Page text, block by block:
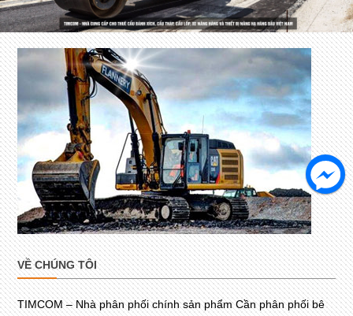
VỀ CHÚNG TÔI
TIMCOM – Nhà phân phối chính sản phẩm Cần phân phối bê